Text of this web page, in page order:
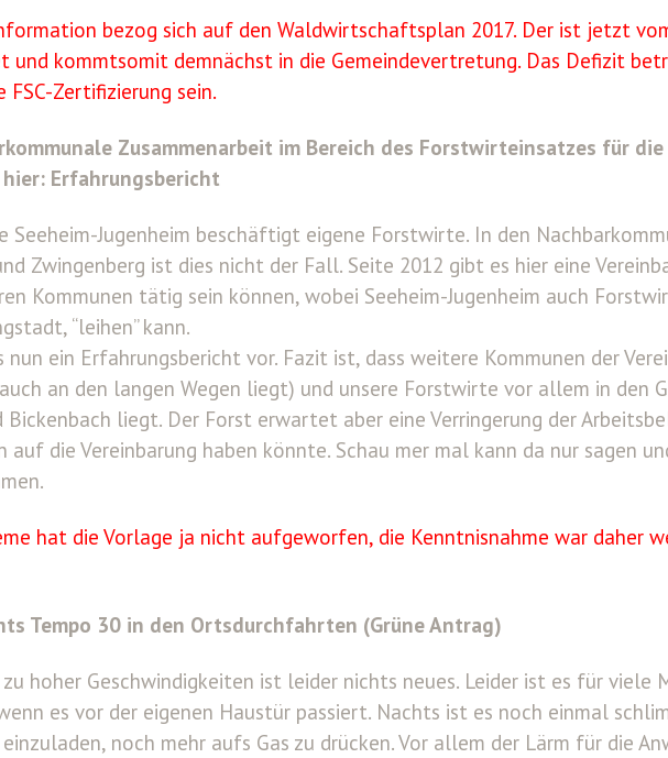
bezog sich auf den Waldwirtschaftsplan 2017. Der ist jetzt
und kommtsomit demnächst in die Gemeindevertretung. Das Defizit
FSC-Zertifizierung sein.
Zusammenarbeit im Bereich des Forstwirteinsatzes für die
hier: Erfahrungsbericht
Seeheim-Jugenheim beschäftigt eigene Forstwirte. In den
Zwingenberg ist dies nicht der Fall. Seite 2012 gibt es hier eine
Kommunen tätig sein können, wobei Seeheim-Jugenheim auch
“leihen” kann.
nun ein Erfahrungsbericht vor. Fazit ist, dass weitere Kommunen der
an den langen Wegen liegt) und unsere Forstwirte vor allem in den
Bickenbach liegt. Der Forst erwartet aber eine Verringerung der
auf die Vereinbarung haben könnte. Schau mer mal kann da nur sagen
hat die Vorlage ja nicht aufgeworfen, die Kenntnisnahme war daher
Tempo 30 in den Ortsdurchfahrten (Grüne Antrag)
zu hoher Geschwindigkeiten ist leider nichts neues. Leider ist es für viele
es vor der eigenen Haustür passiert. Nachts ist es noch einmal
noch mehr aufs Gas zu drücken. Vor allem der Lärm für die